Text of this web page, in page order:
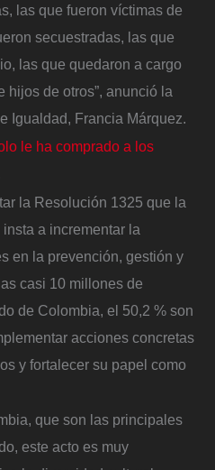
las que fueron víctimas de
secuestradas, las que
las que quedaron a cargo
hijos de otros”, anunció la
Igualdad, Francia Márquez.
le ha comprado a los
la Resolución 1325 que la
a incrementar la
en la prevención, gestión y
casi 10 millones de
de Colombia, el 50,2 % son
acciones concretas
y fortalecer su papel como
que son las principales
este acto es muy